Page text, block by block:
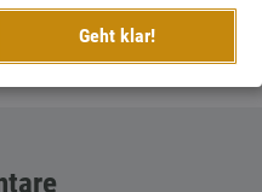
Geht klar!